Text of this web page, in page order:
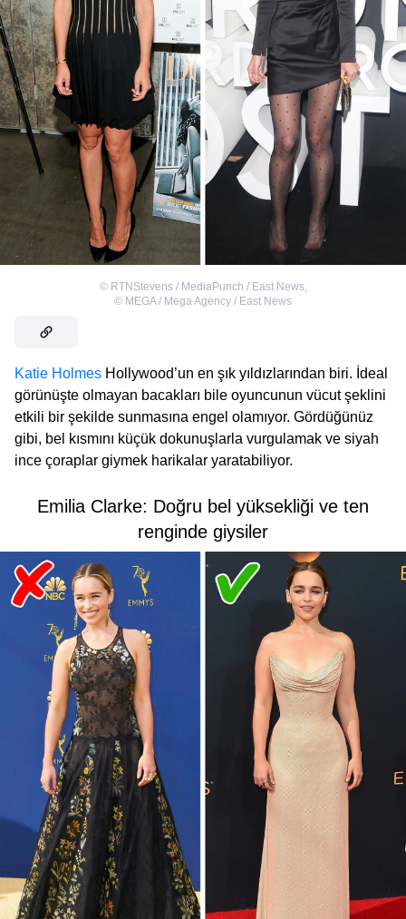
© RTNStevens / MediaPunch / East News,
© MEGA / Mega Agency / East News
Katie Holmes Hollywood’un en şık yıldızlarından biri. İdeal
görünüşte olmayan bacakları bile oyuncunun vücut şeklini
etkili bir şekilde sunmasına engel olamıyor. Gördüğünüz
gibi, bel kısmını küçük dokunuşlarla vurgulamak ve siyah
ince çoraplar giymek harikalar yaratabiliyor.
Emilia Clarke: Doğru bel yüksekliği ve ten
renginde giysiler